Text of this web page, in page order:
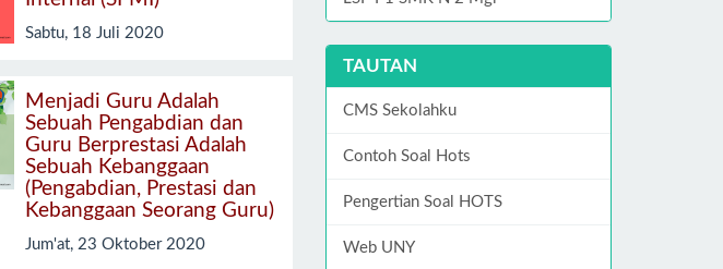
Sabtu, 18 Juli 2020
Menjadi Guru Adalah
Sebuah Pengabdian dan
Guru Berprestasi Adalah
Sebuah Kebanggaan
(Pengabdian, Prestasi dan
Kebanggaan Seorang Guru)
Jum'at, 23 Oktober 2020
TAUTAN
CMS Sekolahku
Contoh Soal Hots
Pengertian Soal HOTS
Web UNY